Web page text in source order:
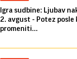
Igra sudbine: Ljubav
2. avgust - Potez posle
promeniti...